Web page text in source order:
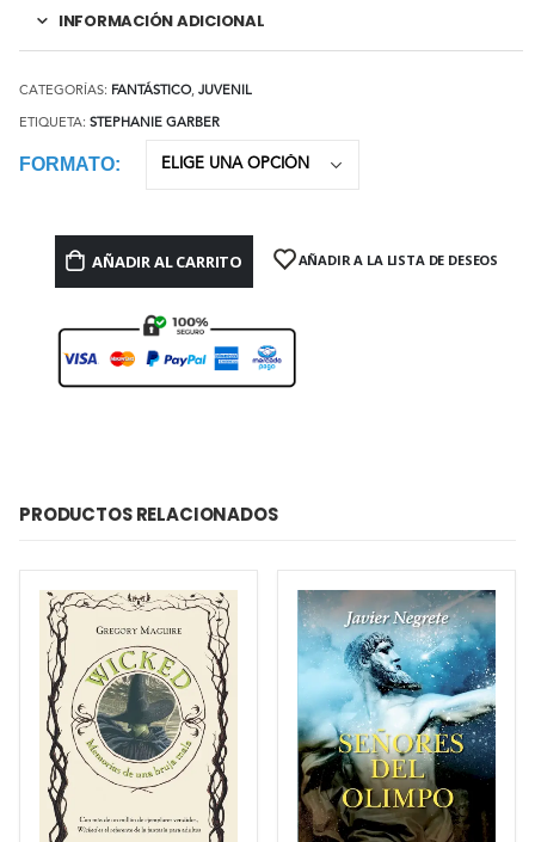
INFORMACIÓN ADICIONAL
CATEGORÍAS: FANTÁSTICO, JUVENIL
ETIQUETA: STEPHANIE GARBER
FORMATO
AÑADIR AL CARRITO AÑADIR A LA LISTA DE DESEOS
PRODUCTOS RELACIONADOS